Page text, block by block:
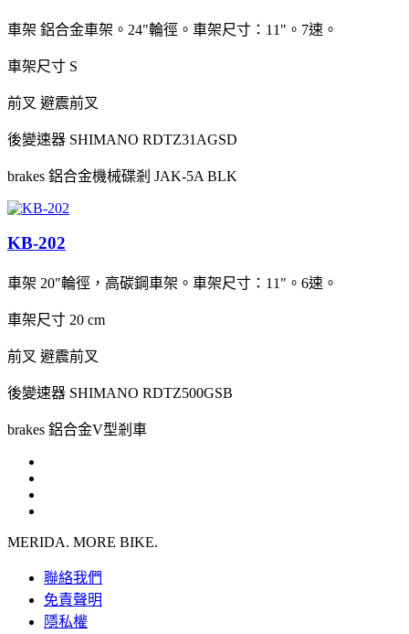
車架 鋁合金車架。24"輪徑。車架尺寸：11"。7速。
車架尺寸 S
前叉 避震前叉
後變速器 SHIMANO RDTZ31AGSD
brakes 鋁合金機械碟剎 JAK-5A BLK
KB-202
車架 20"輪徑，高碳鋼車架。車架尺寸：11"。6速。
車架尺寸 20 cm
前叉 避震前叉
後變速器 SHIMANO RDTZ500GSB
brakes 鋁合金V型剎車
MERIDA. MORE BIKE.
聯絡我們
免責聲明
隱私權